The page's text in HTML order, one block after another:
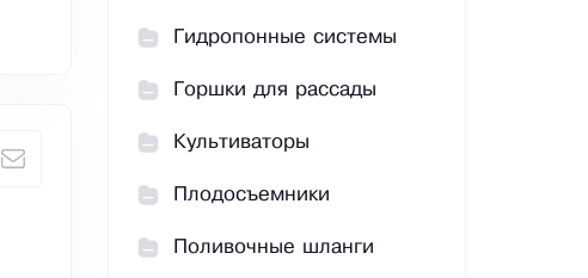
Гидропонные системы
Горшки для рассады
Культиваторы
Плодосъемники
Поливочные шланги